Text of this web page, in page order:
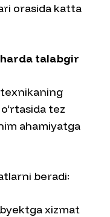
orasida katta
talabgir
tez
ahamiyatga
beradi:
xizmat